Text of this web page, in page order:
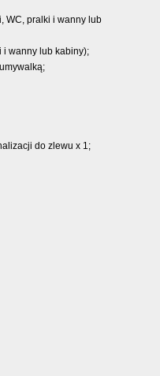
WC, pralki i wanny lub
i wanny lub kabiny);
do zlewu x 1;